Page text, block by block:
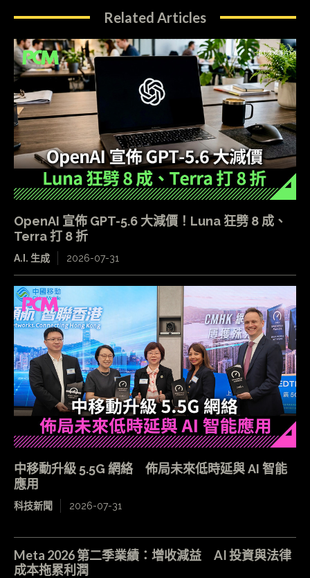
Related Articles
OpenAI 宣佈 GPT-5.6 大減價！Luna 狂劈 8 成、
Terra 打 8 折
A.I. 生成 2026-07-31
中移動升級 5.5G 網絡 佈局未來低時延與 AI 智能
應用
科技新聞 2026-07-31
Meta 2026 第二季業績：增收減益 AI 投資與法律
成本拖累利潤